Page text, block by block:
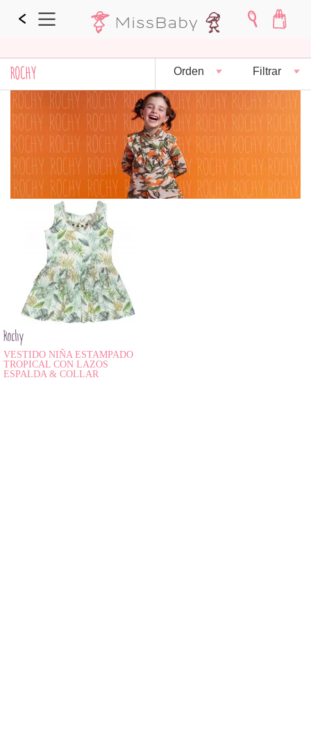
ROCHY Orden Filtrar
Rochy
VESTIDO NIÑA ESTAMPADO
TROPICAL CON LAZOS
ESPALDA & COLLAR